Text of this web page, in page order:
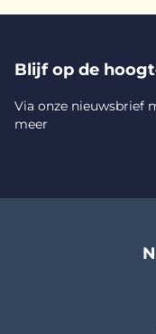
Blijf op de
Via onze nieuwsbrief
meer